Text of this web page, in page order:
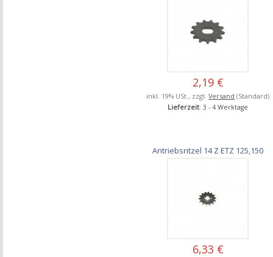
2,19 €
inkl. 19% USt., zzgl.Versand (Standard)
Lieferzeit: 3 - 4 Werktage
Antriebsritzel 14 Z ETZ 125,150
6,33 €